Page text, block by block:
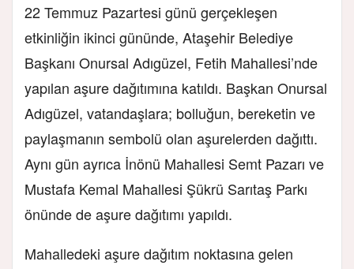
22 Temmuz Pazartesi günü gerçekleşen
etkinliğin ikinci gününde, Ataşehir Belediye
Başkanı Onursal Adıgüzel, Fetih Mahallesi’nde
yapılan aşure dağıtımına katıldı. Başkan Onursal
Adıgüzel, vatandaşlara; bolluğun, bereketin ve
paylaşmanın sembolü olan aşurelerden dağıttı.
Aynı gün ayrıca İnönü Mahallesi Semt Pazarı ve
Mustafa Kemal Mahallesi Şükrü Sarıtaş Parkı
önünde de aşure dağıtımı yapıldı.
Mahalledeki aşure dağıtım noktasına gelen